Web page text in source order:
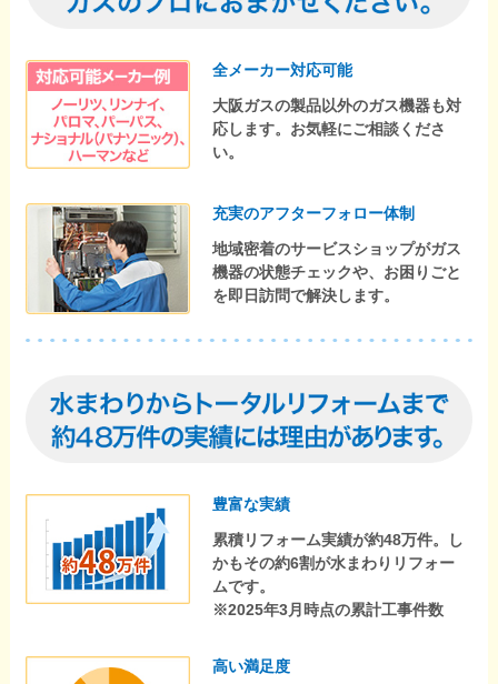
全メーカー対応可能
大阪ガスの製品以外のガス機器も対
応します。お気軽にご相談くださ
い。
充実のアフターフォロー体制
地域密着のサービスショップがガス
機器の状態チェックや、お困りごと
を即日訪問で解決します。
豊富な実績
累積リフォーム実績が約48万件。し
かもその約6割が水まわりリフォー
ムです。
※2025年3月時点の累計工事件数
高い満足度